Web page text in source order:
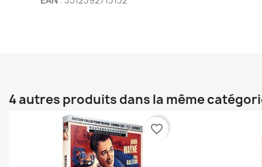
4 autres produits dans la même
favorite_border